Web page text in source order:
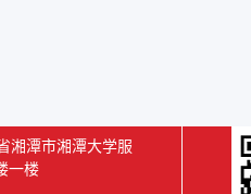
湘潭市湘潭大学服
楼